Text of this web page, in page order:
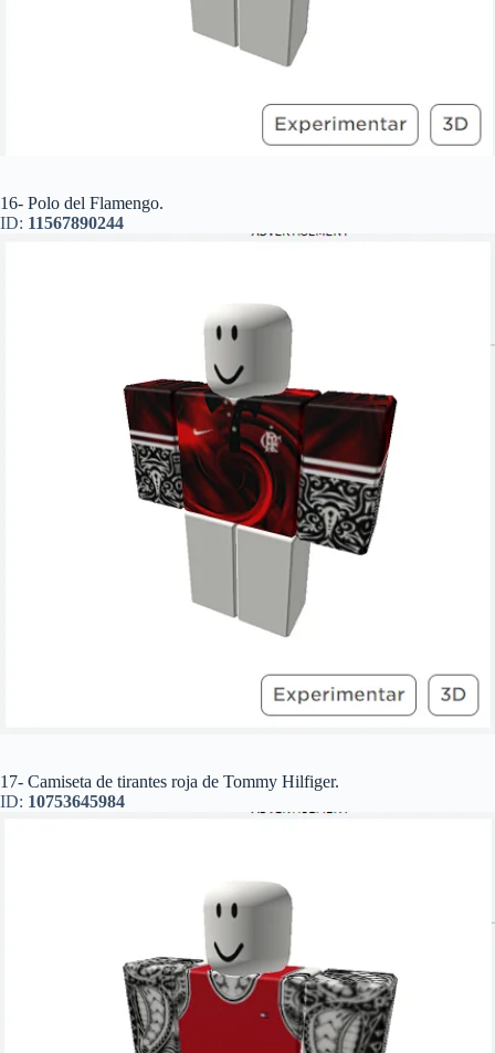
16- Polo del Flamengo.
ID: 11567890244
17- Camiseta de tirantes roja de Tommy Hilfiger.
ID: 10753645984